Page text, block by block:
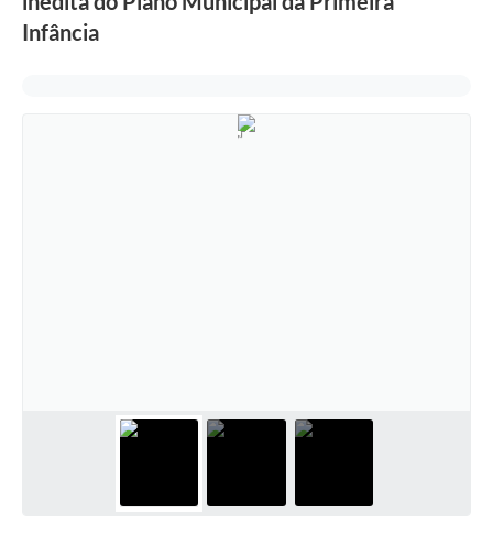
Infância